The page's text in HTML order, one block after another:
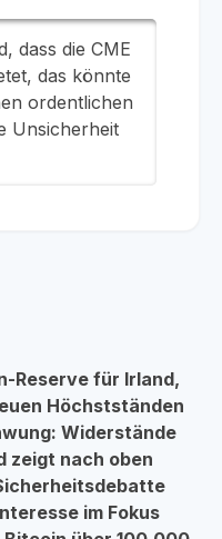
dass die CME
das könnte
ordentlichen
Unsicherheit
Reserve für Irland,
Höchstständen
Widerstände
zeigt nach oben
im Fokus